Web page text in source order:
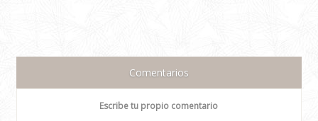
Comentarios
Escribe tu propio comentario